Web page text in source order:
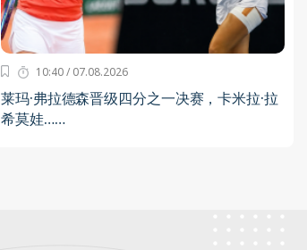
10:40 / 07.08.2026
莱玛·弗拉德森晋级四分之一决赛，卡米拉·拉
希莫娃……